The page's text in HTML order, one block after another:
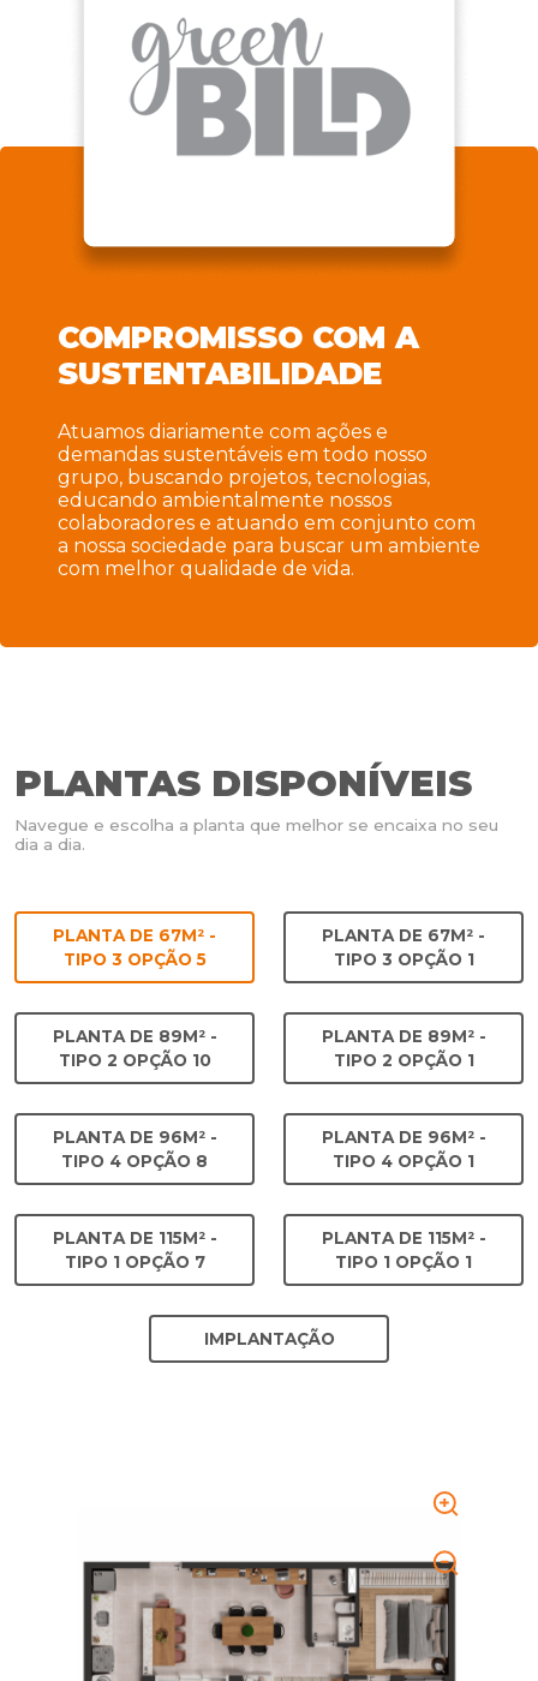
COMPROMISSO COM A
SUSTENTABILIDADE
Atuamos diariamente com ações e
demandas sustentáveis em todo nosso
grupo, buscando projetos, tecnologias,
educando ambientalmente nossos
colaboradores e atuando em conjunto com
a nossa sociedade para buscar um ambiente
com melhor qualidade de vida.
PLANTAS DISPONÍVEIS
Navegue e escolha a planta que melhor se encaixa no seu
dia a dia.
PLANTA DE 67M² -
TIPO 3 OPÇÃO 5
PLANTA DE 67M² -
TIPO 3 OPÇÃO 1
PLANTA DE 89M² -
TIPO 2 OPÇÃO 10
PLANTA DE 89M² -
TIPO 2 OPÇÃO 1
PLANTA DE 96M² -
TIPO 4 OPÇÃO 8
PLANTA DE 96M² -
TIPO 4 OPÇÃO 1
PLANTA DE 115M² -
TIPO 1 OPÇÃO 7
PLANTA DE 115M² -
TIPO 1 OPÇÃO 1
IMPLANTAÇÃO